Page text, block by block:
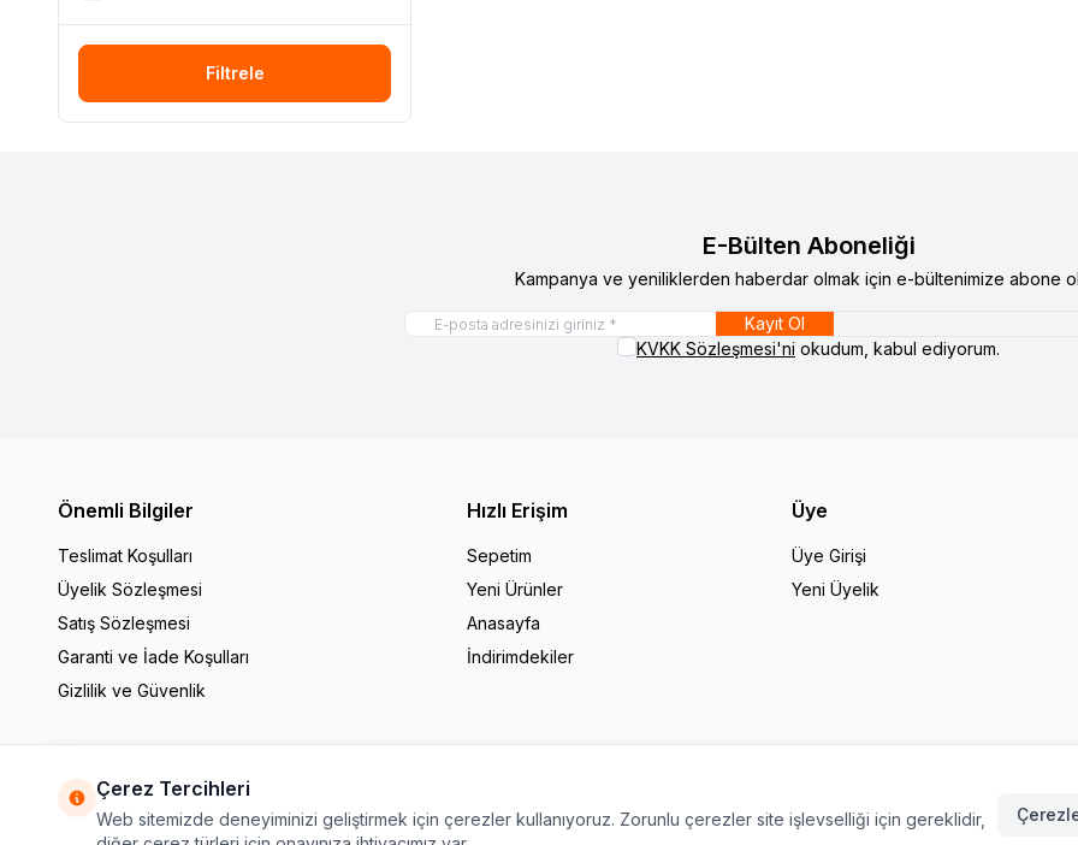
Filtrele
E-Bülten Aboneliği
Kampanya ve yeniliklerden haberdar olmak için e-bültenimize abone
Kayıt Ol
KVKK Sözleşmesi'ni okudum, kabul ediyorum.
Önemli Bilgiler
Teslimat Koşulları
Üyelik Sözleşmesi
Satış Sözleşmesi
Garanti ve İade Koşulları
Gizlilik ve Güvenlik
Hızlı Erişim
Sepetim
Yeni Ürünler
Anasayfa
İndirimdekiler
Üye
Üye Girişi
Yeni Üyelik
Çerez Tercihleri
Web sitemizde deneyiminizi geliştirmek için çerezler kullanıyoruz. Zorunlu çerezler site işlevselliği için gereklidir,